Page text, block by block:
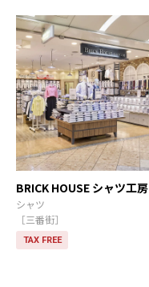
BRICK HOUSE シャツ工房
シャツ
［三番街］
TAX FREE